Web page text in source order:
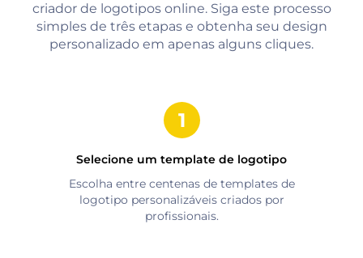
criador de logotipos online. Siga este processo
simples de três etapas e obtenha seu design
personalizado em apenas alguns cliques.
Selecione um template de logotipo
Escolha entre centenas de templates de
logotipo personalizáveis criados por
profissionais.